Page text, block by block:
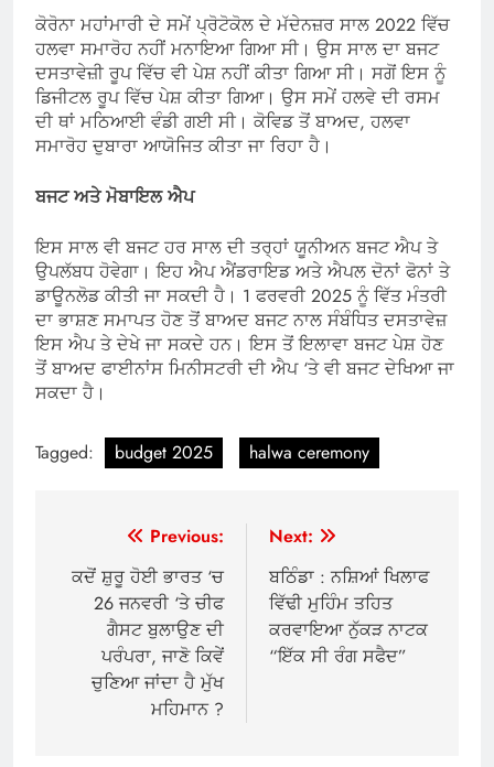
ਕੋਰੋਨਾ ਮਹਾਂਮਾਰੀ ਦੇ ਸਮੇਂ ਪ੍ਰੋਟੋਕੋਲ ਦੇ ਮੱਦੇਨਜ਼ਰ ਸਾਲ 2022 ਵਿੱਚ
ਹਲਵਾ ਸਮਾਰੋਹ ਨਹੀਂ ਮਨਾਇਆ ਗਿਆ ਸੀ। ਉਸ ਸਾਲ ਦਾ ਬਜਟ
ਦਸਤਾਵੇਜ਼ੀ ਰੂਪ ਵਿੱਚ ਵੀ ਪੇਸ਼ ਨਹੀਂ ਕੀਤਾ ਗਿਆ ਸੀ। ਸਗੋਂ ਇਸ ਨੂੰ
ਡਿਜੀਟਲ ਰੂਪ ਵਿੱਚ ਪੇਸ਼ ਕੀਤਾ ਗਿਆ। ਉਸ ਸਮੇਂ ਹਲਵੇ ਦੀ ਰਸਮ
ਦੀ ਥਾਂ ਮਠਿਆਈ ਵੰਡੀ ਗਈ ਸੀ। ਕੋਵਿਡ ਤੋਂ ਬਾਅਦ, ਹਲਵਾ
ਸਮਾਰੋਹ ਦੁਬਾਰਾ ਆਯੋਜਿਤ ਕੀਤਾ ਜਾ ਰਿਹਾ ਹੈ।
ਬਜਟ ਅਤੇ ਮੋਬਾਇਲ ਐਪ
ਇਸ ਸਾਲ ਵੀ ਬਜਟ ਹਰ ਸਾਲ ਦੀ ਤਰ੍ਹਾਂ ਯੂਨੀਅਨ ਬਜਟ ਐਪ ਤੇ
ਉਪਲੱਬਧ ਹੋਵੇਗਾ। ਇਹ ਐਪ ਐਂਡਰਾਇਡ ਅਤੇ ਐਪਲ ਦੋਨਾਂ ਫੋਨਾਂ ਤੇ
ਡਾਊਨਲੋਡ ਕੀਤੀ ਜਾ ਸਕਦੀ ਹੈ। 1 ਫਰਵਰੀ 2025 ਨੂੰ ਵਿੱਤ ਮੰਤਰੀ
ਦਾ ਭਾਸ਼ਣ ਸਮਾਪਤ ਹੋਣ ਤੋਂ ਬਾਅਦ ਬਜਟ ਨਾਲ ਸੰਬੰਧਿਤ ਦਸਤਾਵੇਜ਼
ਇਸ ਐਪ ਤੇ ਦੇਖੇ ਜਾ ਸਕਦੇ ਹਨ। ਇਸ ਤੋਂ ਇਲਾਵਾ ਬਜਟ ਪੇਸ਼ ਹੋਣ
ਤੋਂ ਬਾਅਦ ਫਾਈਨਾਂਸ ਮਿਨੀਸਟਰੀ ਦੀ ਐਪ ‘ਤੇ ਵੀ ਬਜਟ ਦੇਖਿਆ ਜਾ
ਸਕਦਾ ਹੈ।
Tagged: budget 2025 halwa ceremony
navigation
Previous:
ਕਦੋਂ ਸ਼ੁਰੂ ਹੋਈ ਭਾਰਤ ‘ਚ
26 ਜਨਵਰੀ ‘ਤੇ ਚੀਫ
ਗੈਸਟ ਬੁਲਾਉਣ ਦੀ
ਪਰੰਪਰਾ, ਜਾਣੋ ਕਿਵੇਂ
ਚੁਣਿਆ ਜਾਂਦਾ ਹੈ ਮੁੱਖ
ਮਹਿਮਾਨ ?
Next:
ਬਠਿੰਡਾ : ਨਸ਼ਿਆਂ ਖਿਲਾਫ
ਵਿੱਢੀ ਮੁਹਿੰਮ ਤਹਿਤ
ਕਰਵਾਇਆ ਨੁੱਕੜ ਨਾਟਕ
“ਇੱਕ ਸੀ ਰੰਗ ਸਫੈਦ”